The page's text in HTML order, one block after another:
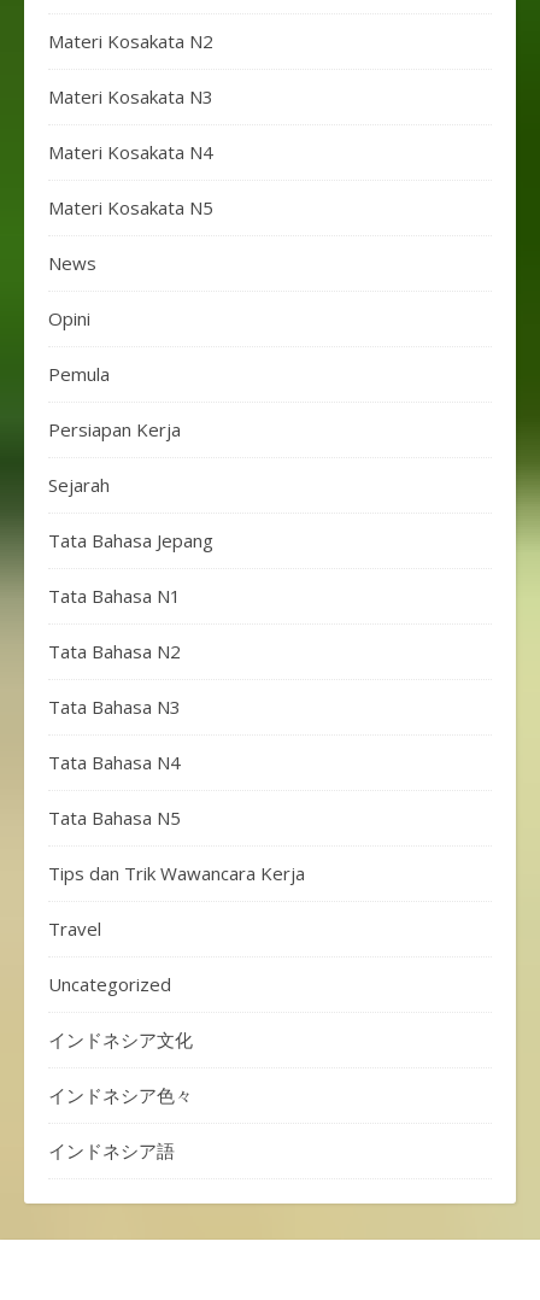
Materi Kosakata N2
Materi Kosakata N3
Materi Kosakata N4
Materi Kosakata N5
News
Opini
Pemula
Persiapan Kerja
Sejarah
Tata Bahasa Jepang
Tata Bahasa N1
Tata Bahasa N2
Tata Bahasa N3
Tata Bahasa N4
Tata Bahasa N5
Tips dan Trik Wawancara Kerja
Travel
Uncategorized
インドネシア文化
インドネシア色々
インドネシア語